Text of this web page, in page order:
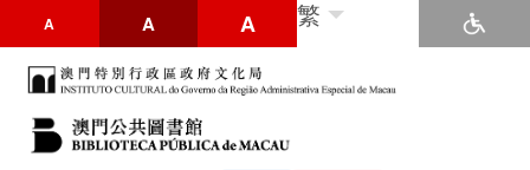
A A A 繁